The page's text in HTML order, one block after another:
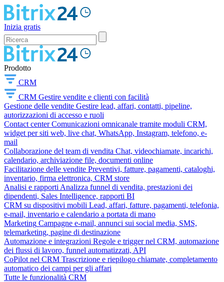
Inizia gratis
Prodotto
CRM
CRM Gestire vendite e clienti con facilità
Gestione delle vendite Gestire lead, affari, contatti, pipeline,
autorizzazioni di accesso e ruoli
Contact center Comunicazioni omnicanale tramite moduli CRM,
widget per siti web, live chat, WhatsApp, Instagram, telefono, e-
mail
Collaborazione del team di vendita Chat, videochiamate, incarichi,
calendario, archiviazione file, documenti online
Facilitazione delle vendite Preventivi, fatture, pagamenti, cataloghi,
inventario, firma elettronica, CRM store
Analisi e rapporti Analizza funnel di vendita, prestazioni dei
dipendenti, Sales Intelligence, rapporti BI
CRM su dispositivi mobili Lead, affari, fatture, pagamenti, telefonia,
e-mail, inventario e calendario a portata di mano
Marketing Campagne e-mail, annunci sui social media, SMS,
telemarketing, pagine di destinazione
Automazione e integrazioni Regole e trigger nel CRM, automazione
dei flussi di lavoro, funnel automatizzati, API
CoPilot nel CRM Trascrizione e riepilogo chiamate, completamento
automatico dei campi per gli affari
Tutte le funzionalità CRM